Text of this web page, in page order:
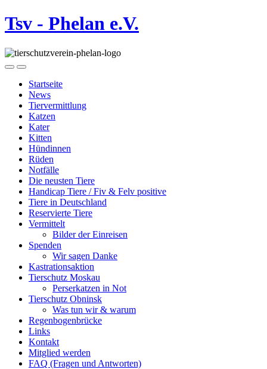
Tsv - Phelan e.V.
Startseite
News
Tiervermittlung
Katzen
Kater
Kitten
Hündinnen
Rüden
Notfälle
Die neusten Tiere
Handicap Tiere / Fiv & Felv positive
Tiere in Deutschland
Reservierte Tiere
Vermittelt
Bilder der Einreisen
Spenden
Wir sagen Danke
Kastrationsaktion
Tierschutz Moskau
Perserkatzen in Not
Tierschutz Obninsk
Was tun wir & warum
Regenbogenbrücke
Links
Kontakt
Mitglied werden
FAQ (Fragen und Antworten)